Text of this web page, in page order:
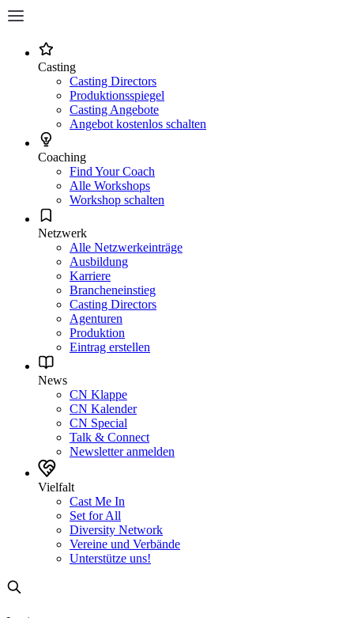
Casting
Casting Directors
Produktionsspiegel
Casting Angebote
Angebot kostenlos schalten
Coaching
Find Your Coach
Alle Workshops
Workshop schalten
Netzwerk
Alle Netzwerkeinträge
Ausbildung
Karriere
Brancheneinstieg
Casting Directors
Agenturen
Produktion
Eintrag erstellen
News
CN Klappe
CN Kalender
CN Special
Talk & Connect
Newsletter anmelden
Vielfalt
Cast Me In
Set for All
Diversity Network
Vereine und Verbände
Unterstütze uns!